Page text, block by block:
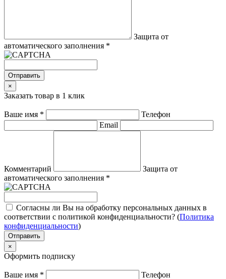
Защита от
автоматического заполнения *
Отправить
×
Заказать товар в 1 клик
Ваше имя *
Телефон
Email
Комментарий
Защита от
автоматического заполнения *
Согласны ли Вы на обработку персональных данных в
соответствии с политикой конфиденциальности? (Политика
конфиденциальности)
Отправить
×
Оформить подписку
Ваше имя * Телефон